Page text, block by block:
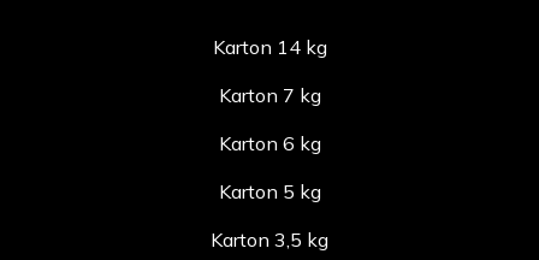
Karton 14 kg
Karton 7 kg
Karton 6 kg
Karton 5 kg
Karton 3,5 kg